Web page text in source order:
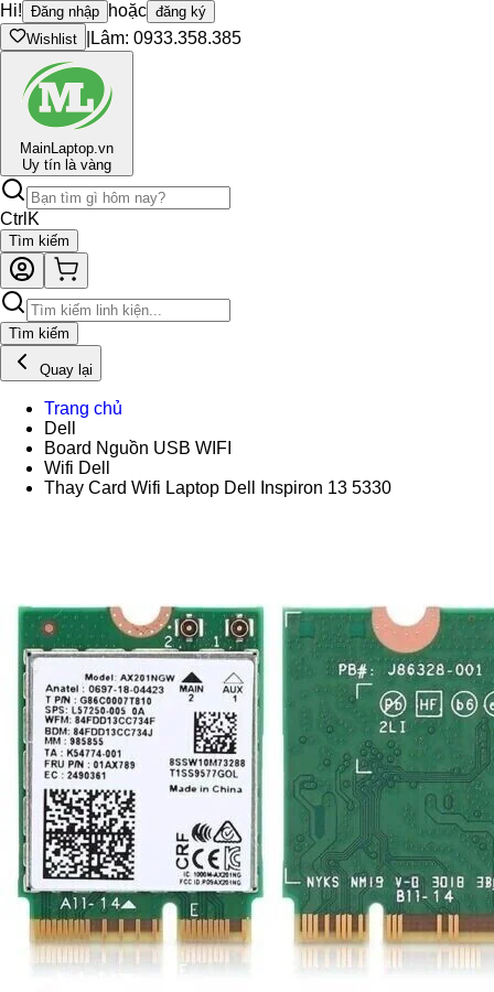
Hi! Đăng nhập hoặc đăng ký
Wishlist
Lâm: 0933.358.385
MainLaptop.vn
Uy tín là vàng
Ctrl K
Tìm kiếm
Tìm kiếm
Quay lại
Trang chủ
Dell
Board Nguồn USB WIFI
Wifi Dell
Thay Card Wifi Laptop Dell Inspiron 13 5330